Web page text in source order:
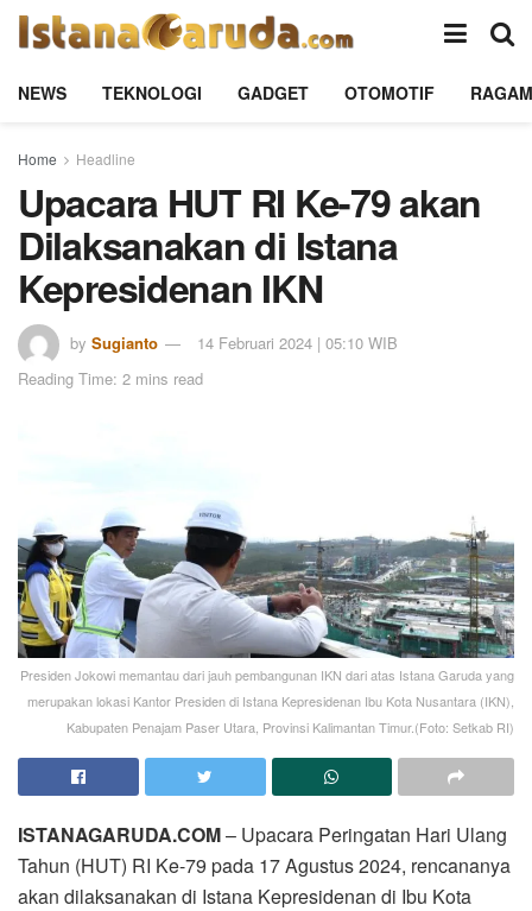
NEWS TEKNOLOGI GADGET OTOMOTIF RAGAM
Home Headline
Upacara HUT RI Ke-79 akan
Dilaksanakan di Istana
Kepresidenan IKN
by Sugianto
14 Februari 2024 | 05:10 WIB
Reading Time: 2 mins read
Presiden Jokowi memantau dari jauh pembangunan IKN dari atas Istana Garuda yang
merupakan lokasi Kantor Presiden di Istana Kepresidenan Ibu Kota Nusantara (IKN),
Kabupaten Penajam Paser Utara, Provinsi Kalimantan Timur.(Foto: Setkab RI)
ISTANAGARUDA.COM– Upacara Peringatan Hari Ulang
Tahun (HUT) RI Ke-79 pada 17 Agustus 2024, rencananya
akan dilaksanakan di Istana Kepresidenan di Ibu Kota